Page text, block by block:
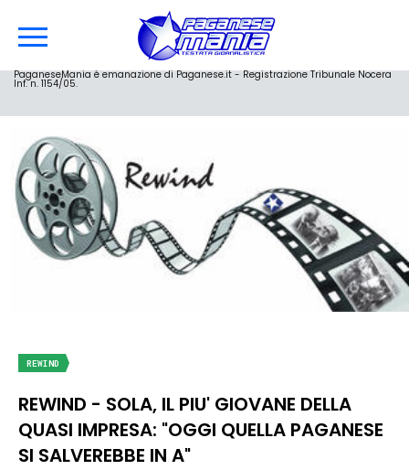
PaganeseMania è emanazione di Paganese.it - Registrazione Tribunale Nocera
Inf. n. 1154/05.
REWIND
REWIND - SOLA, IL PIU' GIOVANE DELLA
QUASI IMPRESA: "OGGI QUELLA PAGANESE
SI SALVEREBBE IN A"